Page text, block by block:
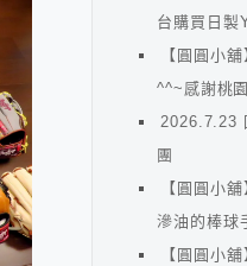
台購買日製
【圓圓小
^^~感謝桃
2026.7.23
團
【圓圓小
滲油的棒球
【圓圓小